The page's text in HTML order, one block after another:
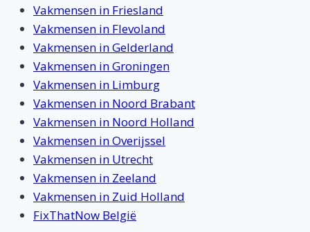
Vakmensen in Friesland
Vakmensen in Flevoland
Vakmensen in Gelderland
Vakmensen in Groningen
Vakmensen in Limburg
Vakmensen in Noord Brabant
Vakmensen in Noord Holland
Vakmensen in Overijssel
Vakmensen in Utrecht
Vakmensen in Zeeland
Vakmensen in Zuid Holland
FixThatNow België